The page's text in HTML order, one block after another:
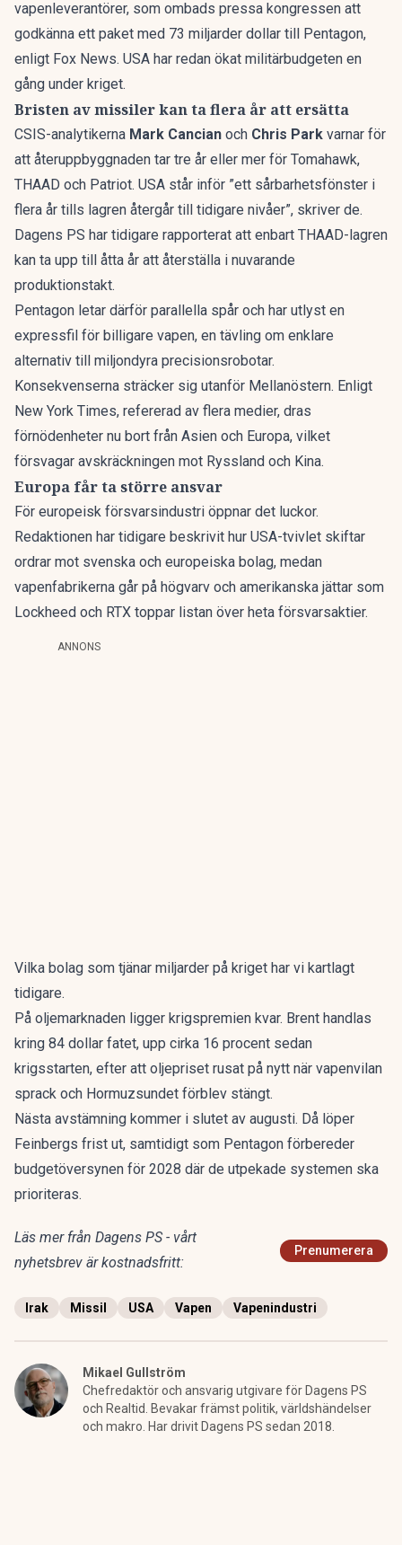
vapenleverantörer, som ombads pressa kongressen att
godkänna ett paket med 73 miljarder dollar till Pentagon,
enligt Fox News. USA har redan ökat militärbudgeten en
gång under kriget.
Bristen av missiler kan ta flera år att ersätta
CSIS-analytikerna Mark Cancian och Chris Park varnar för
att återuppbyggnaden tar tre år eller mer för Tomahawk,
THAAD och Patriot. USA står inför ”ett sårbarhetsfönster i
flera år tills lagren återgår till tidigare nivåer”, skriver de.
Dagens PS har tidigare rapporterat att enbart THAAD-lagren
kan ta upp till åtta år att återställa i nuvarande
produktionstakt.
Pentagon letar därför parallella spår och har utlyst en
expressfil för billigare vapen, en tävling om enklare
alternativ till miljondyra precisionsrobotar.
Konsekvenserna sträcker sig utanför Mellanöstern. Enligt
New York Times, refererad av flera medier, dras
förnödenheter nu bort från Asien och Europa, vilket
försvagar avskräckningen mot Ryssland och Kina.
Europa får ta större ansvar
För europeisk försvarsindustri öppnar det luckor.
Redaktionen har tidigare beskrivit hur USA-tvivlet skiftar
ordrar mot svenska och europeiska bolag, medan
vapenfabrikerna går på högvarv och amerikanska jättar som
Lockheed och RTX toppar listan över heta försvarsaktier.
ANNONS
Vilka bolag som tjänar miljarder på kriget har vi kartlagt
tidigare.
På oljemarknaden ligger krigspremien kvar. Brent handlas
kring 84 dollar fatet, upp cirka 16 procent sedan
krigsstarten, efter att oljepriset rusat på nytt när vapenvilan
sprack och Hormuzsundet förblev stängt.
Nästa avstämning kommer i slutet av augusti. Då löper
Feinbergs frist ut, samtidigt som Pentagon förbereder
budgetöversynen för 2028 där de utpekade systemen ska
prioriteras.
Läs mer från Dagens PS - vårt
nyhetsbrev är kostnadsfritt:
Prenumerera
Irak Missil USA Vapen Vapenindustri
Mikael Gullström
Chefredaktör och ansvarig utgivare för Dagens PS
och Realtid. Bevakar främst politik, världshändelser
och makro. Har drivit Dagens PS sedan 2018.